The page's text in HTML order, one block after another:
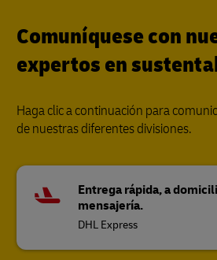
Comuníquese con
expertos en
Haga clic a continuación para
de nuestras diferentes divisiones.
Entrega rápida, a
mensajería.
DHL Express